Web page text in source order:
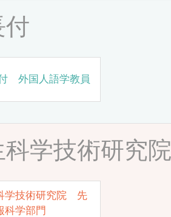
付
外国人語学教員
科学技術研究
学技術研究院 先
科学部門